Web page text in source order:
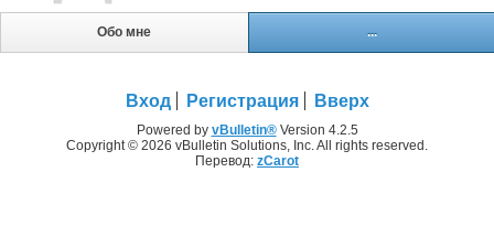
Обо мне ...
Вход Регистрация Вверх
Powered by vBulletin®Version 4.2.5
Copyright © 2026 vBulletin Solutions, Inc. All rights reserved.
Перевод: zCarot